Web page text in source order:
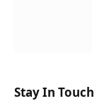
Stay In Touch